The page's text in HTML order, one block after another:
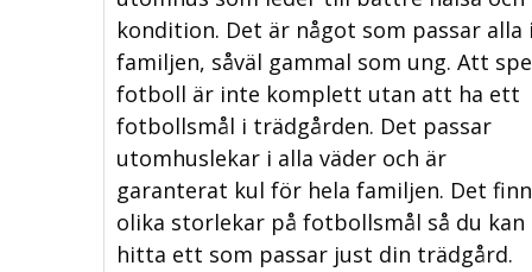
kondition. Det är något som passar alla i
familjen, såväl gammal som ung. Att
fotboll är inte komplett utan att ha ett
fotbollsmål i trädgården. Det passar
utomhuslekar i alla väder och är
garanterat kul för hela familjen. Det
olika storlekar på fotbollsmål så du kan
hitta ett som passar just din trädgård.